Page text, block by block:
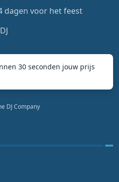
dagen voor het feest
30 seconden jouw prijs
DJ Company